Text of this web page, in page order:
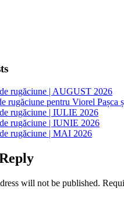
rugăciune | AUGUST 2026
rugăciune pentru Viorel Pașca
rugăciune | IULIE 2026
rugăciune | IUNIE 2026
rugăciune | MAI 2026
will not be published.